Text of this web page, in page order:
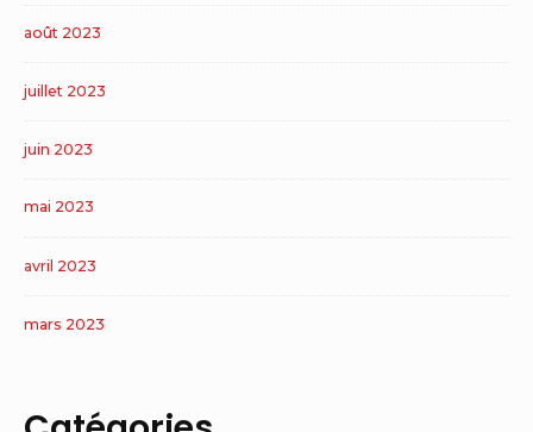
août 2023
juillet 2023
juin 2023
mai 2023
avril 2023
mars 2023